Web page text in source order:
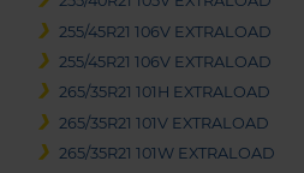
255/45R21 106V EXTRALOAD
255/45R21 106V EXTRALOAD
265/35R21 101H EXTRALOAD
265/35R21 101V EXTRALOAD
265/35R21 101W EXTRALOAD